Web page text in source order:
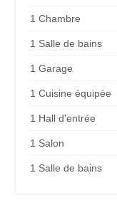
1 Chambre
1 Salle de bains
1 Garage
1 Cuisine équipée
1 Hall d'entrée
1 Salon
1 Salle de bains